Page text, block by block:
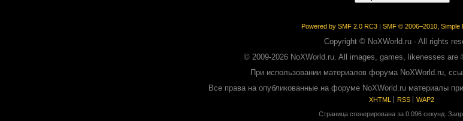
Powered by SMF 2.0 RC3| SMF © 2006–2010, Simple
Copyright © NoXWorld.ru - All rights
© 2009-2026 NoXWorld.ru. All images, games, likenesses are
При использовании материалов форума NoXWorld.ru,
Все права на опубликованные на форуме NoXWorld.ru материалы
XHTML RSS
WAP2
Страница сгенерирована за 0.096 секунд.